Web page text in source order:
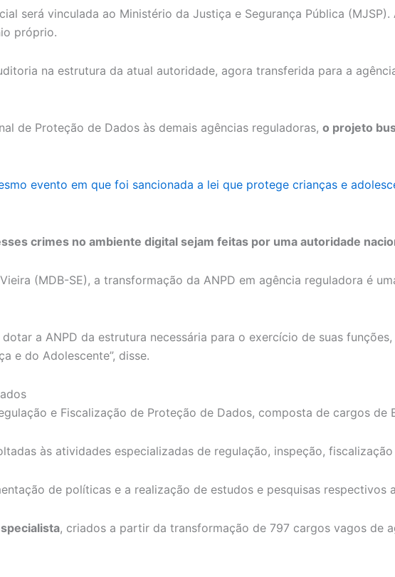
será vinculada ao Ministério da Justiça e Segurança Pública
próprio.
na estrutura da atual autoridade, agora transferida para a
de Proteção de Dados às demais agências reguladoras, o projeto
evento em que foi sancionada a lei que protege crianças e
crimes no ambiente digital sejam feitas por uma autoridade
(MDB-SE), a transformação da ANPD em agência reguladora é
a ANPD da estrutura necessária para o exercício de suas
e do Adolescente”, disse.
e Fiscalização de Proteção de Dados, composta de cargos de
às atividades especializadas de regulação, inspeção,
de políticas e a realização de estudos e pesquisas respectivos
, criados a partir da transformação de 797 cargos vagos de